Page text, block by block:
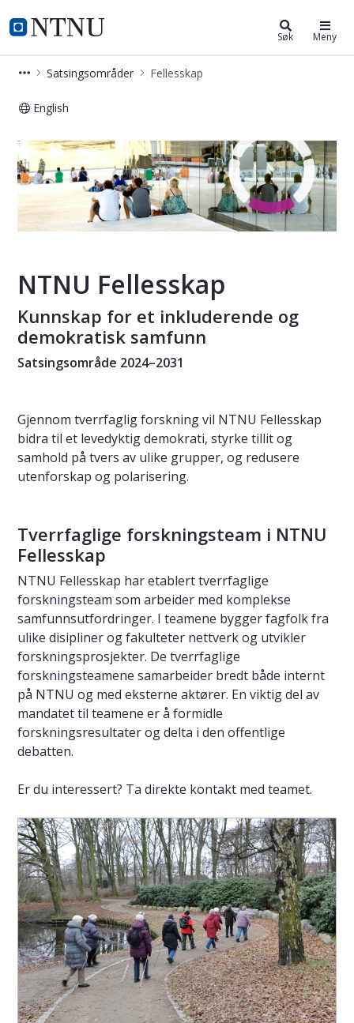
NTNU Hjemmeside
Fellesskap Søk Meny
Satsingsområder Fellesskap
English
Fellesskap - Satsingsområde
NTNU Fellesskap
Kunnskap for et inkluderende og
demokratisk samfunn
Satsingsområde 2024–2031
Gjennom tverrfaglig forskning vil NTNU Fellesskap
bidra til et levedyktig demokrati, styrke tillit og
samhold på tvers av ulike grupper, og redusere
utenforskap og polarisering.
Tverrfaglige forskningsteam i NTNU
Fellesskap
NTNU Fellesskap har etablert tverrfaglige
forskningsteam som arbeider med komplekse
samfunnsutfordringer. I teamene bygger fagfolk fra
ulike disipliner og fakulteter nettverk og utvikler
forskningsprosjekter. De tverrfaglige
forskningsteamene samarbeider bredt både internt
på NTNU og med eksterne aktører. En viktig del av
mandatet til teamene er å formidle
forskningsresultater og delta i den offentlige
debatten.
Er du interessert? Ta direkte kontakt med teamet.